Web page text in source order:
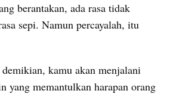
berantakan, ada rasa tidak
sepi. Namun percayalah, itu
kamu akan menjalani
yang memantulkan harapan orang